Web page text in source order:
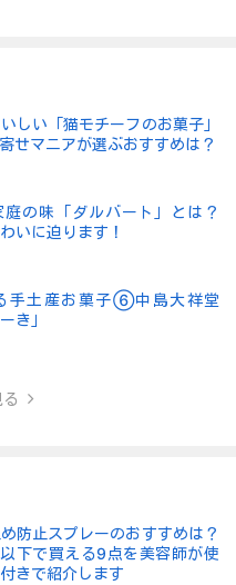
しい「猫モチーフのお菓子」
せマニアが選ぶおすすめは？
庭の味「ダルバート」とは？
いに迫ります！
手土産お菓子⑥中島大祥堂
き」
防止スプレーのおすすめは？
下で買える9点を美容師が使
きで紹介します